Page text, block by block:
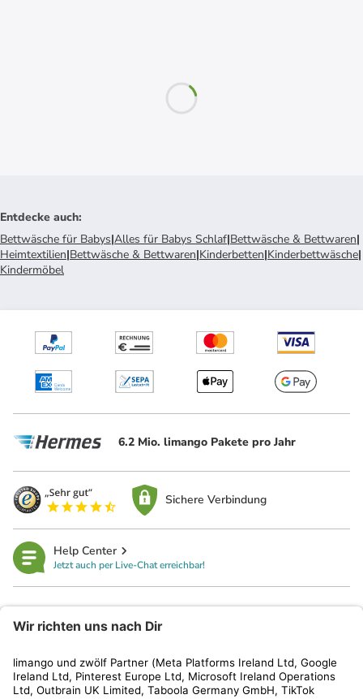
Entdecke auch:
Bettwäsche für Babys|Alles für Babys Schlaf|Bettwäsche & Bettwaren|
Heimtextilien|Bettwäsche & Bettwaren|Kinderbetten|Kinderbettwäsche|
Kindermöbel
6.2 Mio. limango Pakete pro Jahr
Sichere Verbindung
Help Center
Jetzt auch per Live-Chat erreichbar!
Kundenservice